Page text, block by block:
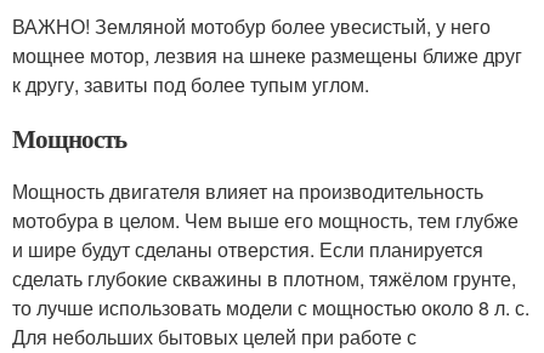
ВАЖНО! Земляной мотобур более увесистый, у него
мощнее мотор, лезвия на шнеке размещены ближе друг
к другу, завиты под более тупым углом.
Мощность
Мощность двигателя влияет на производительность
мотобура в целом. Чем выше его мощность, тем глубже
и шире будут сделаны отверстия. Если планируется
сделать глубокие скважины в плотном, тяжёлом грунте,
то лучше использовать модели с мощностью около 8 л. с.
Для небольших бытовых целей при работе с